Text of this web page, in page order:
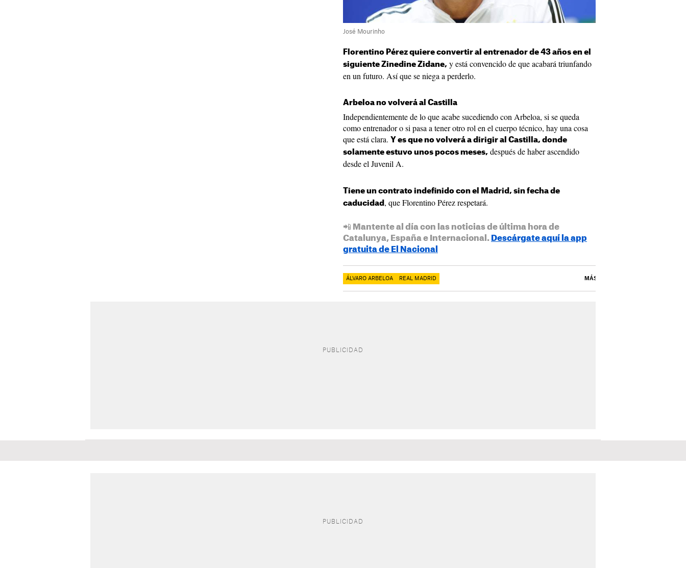
José Mourinho
Florentino Pérez quiere convertir al entrenador de 43 años en el
siguiente Zinedine Zidane, y está convencido de que acabará triunfando
en un futuro. Así que se niega a perderlo.
Arbeloa no volverá al Castilla
Independientemente de lo que acabe sucediendo con Arbeloa, si se queda
como entrenador o si pasa a tener otro rol en el cuerpo técnico, hay una cosa
que está clara. Y es que no volverá a dirigir al Castilla, donde
solamente estuvo unos pocos meses, después de haber ascendido
desde el Juvenil A.
Tiene un contrato indefinido con el Madrid, sin fecha de
caducidad , que Florentino Pérez respetará.
📲 Mantente al día con las noticias de última hora de
Catalunya, España e Internacional. Descárgate aquí la app
gratuita de El Nacional
ÁLVARO ARBELOA REAL MADRID MÁS